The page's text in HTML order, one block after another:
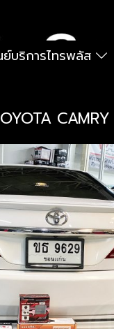
บริการไทรพลัส
CAMRY